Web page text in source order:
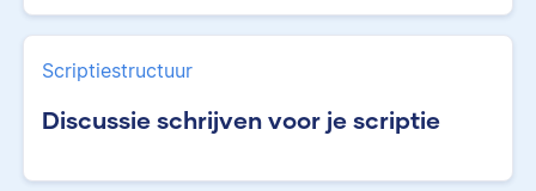
Scriptiestructuur
Discussie schrijven voor je scriptie